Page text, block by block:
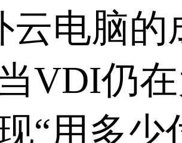
云电脑的
VDI仍
“用多